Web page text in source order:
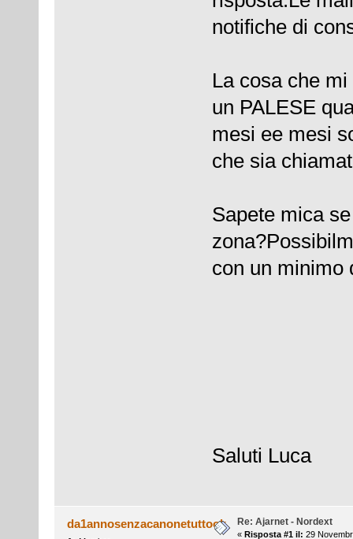
notifiche di
La cosa che
un PALESE
mesi ee mesi
che sia
Sapete mica
con un minimo
Saluti Luca
da1annosenzacanonetuttook Re: Ajarnet - Nordext
« Risposta #1 il: 29